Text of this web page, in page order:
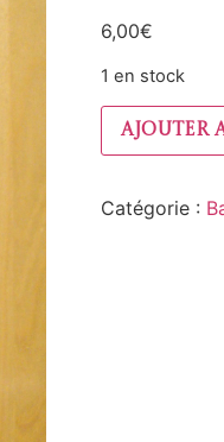
6,00€
1 en stock
Ajouter
Catégorie :